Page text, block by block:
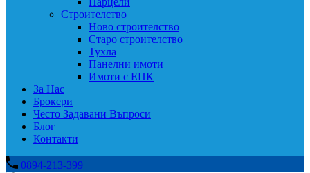
Строителство
Ново строителство
Старо строителство
Тухла
Панелни имоти
Имоти с ЕПК
За Нас
Брокери
Често Задавани Въпроси
Блог
Контакти
0894-213-399